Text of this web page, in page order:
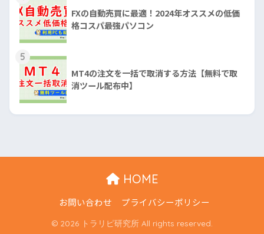
FXの自動売買に最適！2024年オススメの低価
格コスパ最強パソコン
5
MT4の注文を一括で取消する方法【無料で取
消ツール配布中】
HOME
お問い合わせ プライバシーポリシー
© 2026 トラリピ研究所 All rights reserved.